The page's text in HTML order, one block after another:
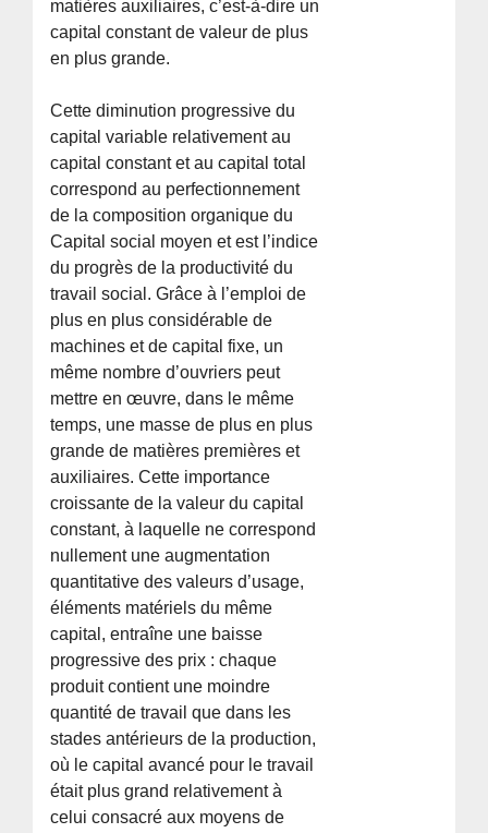
matières auxiliaires, c’est-à-dire un
capital constant de valeur de plus
en plus grande.
Cette diminution progressive du
capital variable relativement au
capital constant et au capital total
correspond au perfectionnement
de la composition organique du
Capital social moyen et est l’indice
du progrès de la productivité du
travail social. Grâce à l’emploi de
plus en plus considérable de
machines et de capital fixe, un
même nombre d’ouvriers peut
mettre en œuvre, dans le même
temps, une masse de plus en plus
grande de matières premières et
auxiliaires. Cette importance
croissante de la valeur du capital
constant, à laquelle ne correspond
nullement une augmentation
quantitative des valeurs d’usage,
éléments matériels du même
capital, entraîne une baisse
progressive des prix : chaque
produit contient une moindre
quantité de travail que dans les
stades antérieurs de la production,
où le capital avancé pour le travail
était plus grand relativement à
celui consacré aux moyens de